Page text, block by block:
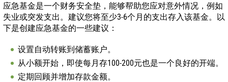
应急基金是一个财务安全垫，能够帮助您应对意外情况，例如
失业或突发支出。建议您将至少3-6个月的支出存入该基金。以
下是创建应急基金的一些建议：
设置自动转账到储蓄账户。
从小额开始，即使每月存100-200元也是一个良好的开端。
定期回顾并增加存款金额。